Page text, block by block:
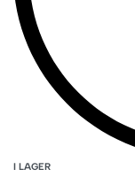
I LAGER